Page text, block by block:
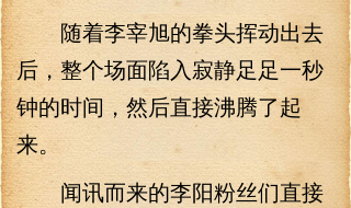
随着李宰旭的拳头挥动出去
后，整个场面陷入寂静足足一秒
钟的时间，然后直接沸腾了起
来。
闻讯而来的李阳粉丝们直接